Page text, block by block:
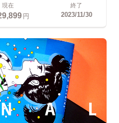
現在
円
終了
2023/11/30